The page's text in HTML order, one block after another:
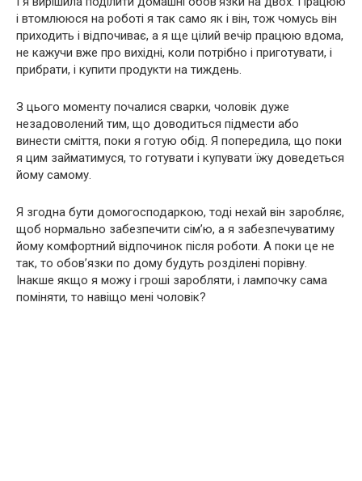
і втомлююся на роботі я так само як і він, тож чомусь він
приходить і відпочиває, а я ще цілий вечір працюю вдома,
не кажучи вже про вихідні, коли потрібно і приготувати, і
прибрати, і купити продукти на тиждень.
З цього моменту почалися сварки, чоловік дуже
незадоволений тим, що доводиться підмести або
винести сміття, поки я готую обід. Я попередила, що поки
я цим займатимуся, то готувати і купувати їжу доведеться
йому самому.
Я згодна бути домогосподаркою, тоді нехай він заробляє,
щоб нормально забезпечити сім’ю, а я забезпечуватиму
йому комфортний відпочинок після роботи. А поки це не
так, то обов’язки по дому будуть розділені порівну.
Інакше якщо я можу і гроші заробляти, і лампочку сама
поміняти, то навіщо мені чоловік?